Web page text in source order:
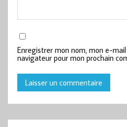
Enregistrer mon nom, mon e-
navigateur pour mon prochain